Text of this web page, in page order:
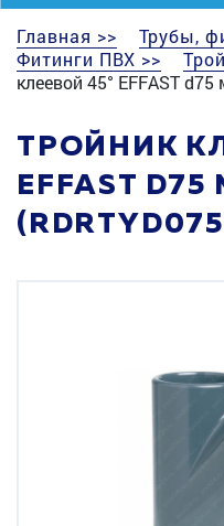
Главная >>
Трубы,
Фитинги ПВХ >>
клеевой 45° EFFAST
ТРОЙНИК
EFFAST D75